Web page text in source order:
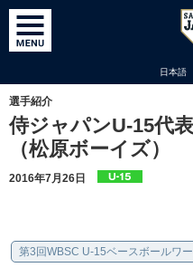
日本語
選手紹介
侍ジャパンU-15代
（松原ボーイズ）
2016年7月26日
第3回WBSC U-15ベースボールワ